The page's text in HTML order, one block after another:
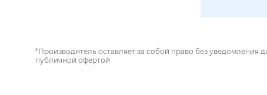
*Производитель оставляет за собой право без уведомления
публичной офертой